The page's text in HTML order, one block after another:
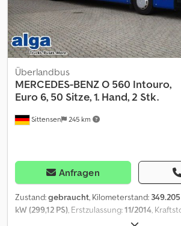
Angebot abgeben und in Verhandlung treten.
Sittensen 245 km
Überlandbus
MERCEDES-BENZO 560 Intouro,
Euro 6, 50 Sitze, 1. Hand, 2 Stk.
Anfragen
Zustand:gebraucht, Kilometerstand:
kW (299,12 PS), Erstzulassung:11/2014,